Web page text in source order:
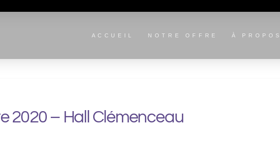
ACCUEIL NOTRE OFFRE À PROPOS
2020 – Hall Clémenceau